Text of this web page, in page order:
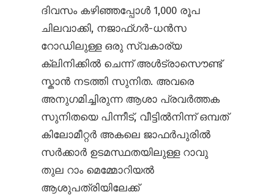
ദിവസം കഴിഞ്ഞപ്പോൾ 1,000 രൂപ
ചിലവാക്കി, നജാഫ്ഗർ-ധൻസ
റോഡിലുള്ള ഒരു സ്വകാര്യ
ക്ലിനിക്കിൽ ചെന്ന് അൾട്രാസൌണ്ട്
സ്കാൻ നടത്തി സുനിത. അവരെ
അനുഗമിച്ചിരുന്ന ആശാ പ്രവർത്തക
സുനിതയെ പിന്നീട്, വീട്ടിൽനിന്ന് ഒമ്പത്
കിലോമീറ്റർ അകലെ ജാഫർപുരിൽ
സർക്കാർ ഉടമസ്ഥതയിലുള്ള റാവു
തുല റാം മെമ്മോറിയൽ
ആശുപത്രിയിലേക്ക്